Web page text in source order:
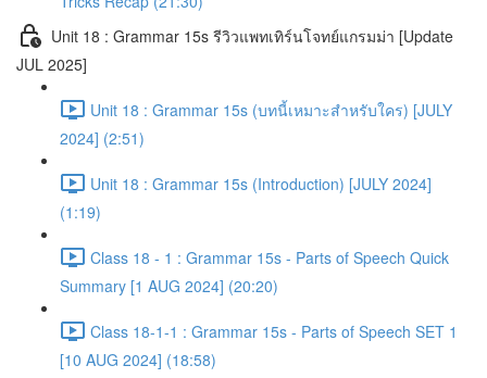
Unit 18 : Grammar 15s รีวิวแพทเทิร์นโจทย์แกรมม่า [Update
JUL 2025]
Unit 18 : Grammar 15s (บทนี้เหมาะสำหรับใคร) [JULY
2024] (2:51)
Unit 18 : Grammar 15s (Introduction) [JULY 2024]
(1:19)
Class 18 - 1 : Grammar 15s - Parts of Speech Quick
Summary [1 AUG 2024] (20:20)
Class 18-1-1 : Grammar 15s - Parts of Speech SET 1
[10 AUG 2024] (18:58)